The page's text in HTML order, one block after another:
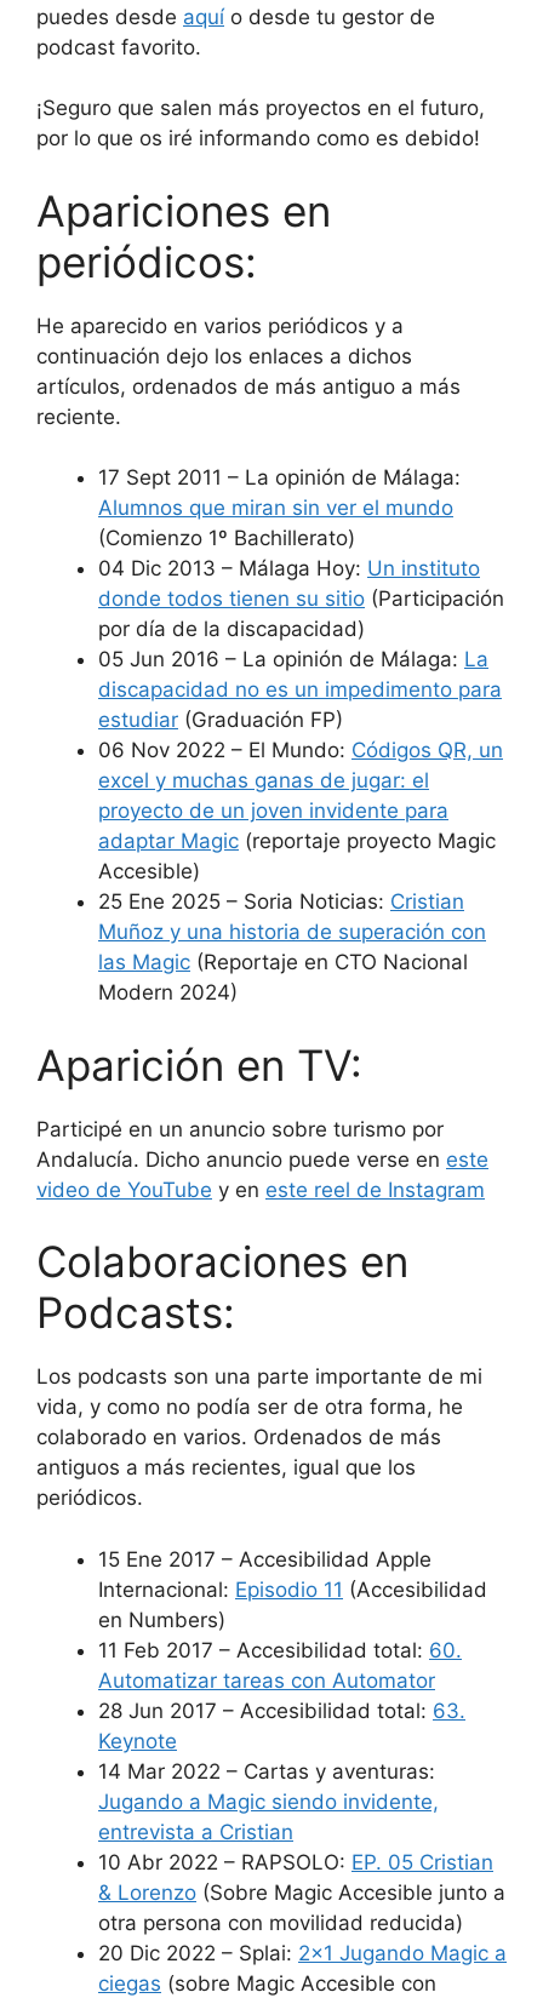
puedes desde aquío desde tu gestor de
podcast favorito.
¡Seguro que salen más proyectos en el futuro,
por lo que os iré informando como es debido!
Apariciones en
periódicos:
He aparecido en varios periódicos y a
continuación dejo los enlaces a dichos
artículos, ordenados de más antiguo a más
reciente.
17 Sept 2011 – La opinión de Málaga:
Alumnos que miran sin ver el mundo
(Comienzo 1º Bachillerato)
04 Dic 2013 – Málaga Hoy: Un instituto
donde todos tienen su sitio (Participación
por día de la discapacidad)
05 Jun 2016 – La opinión de Málaga: La
discapacidad no es un impedimento para
estudiar (Graduación FP)
06 Nov 2022 – El Mundo: Códigos QR, un
excel y muchas ganas de jugar: el
proyecto de un joven invidente para
adaptar Magic (reportaje proyecto Magic
Accesible)
25 Ene 2025 – Soria Noticias: Cristian
Muñoz y una historia de superación con
las Magic (Reportaje en CTO Nacional
Modern 2024)
Aparición en TV:
Participé en un anuncio sobre turismo por
Andalucía. Dicho anuncio puede verse en este
video de YouTube y en este reel de Instagram
Colaboraciones en
Podcasts:
Los podcasts son una parte importante de mi
vida, y como no podía ser de otra forma, he
colaborado en varios. Ordenados de más
antiguos a más recientes, igual que los
periódicos.
15 Ene 2017 – Accesibilidad Apple
Internacional: Episodio 11 (Accesibilidad
en Numbers)
11 Feb 2017 – Accesibilidad total: 60.
Automatizar tareas con Automator
28 Jun 2017 – Accesibilidad total: 63.
Keynote
14 Mar 2022 – Cartas y aventuras:
Jugando a Magic siendo invidente,
entrevista a Cristian
10 Abr 2022 – RAPSOLO: EP. 05 Cristian
& Lorenzo (Sobre Magic Accesible junto a
otra persona con movilidad reducida)
20 Dic 2022 – Splai: 2×1 Jugando Magic a
ciegas (sobre Magic Accesible con